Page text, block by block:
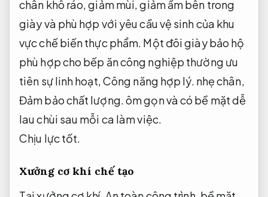
chân khô ráo, giảm mùi, giảm ẩm bên trong
giày và phù hợp với yêu cầu vệ sinh của khu
vực chế biến thực phẩm. Một đôi giày bảo hộ
phù hợp cho bếp ăn công nghiệp thường ưu
tiên sự linh hoạt,Công năng hợp lý. nhẹ chân,
Đảm bảo chất lượng.ôm gọn và có bề mặt dễ
lau chùi sau mỗi ca làm việc.
Chịu lực tốt.
Xưởng cơ khí chế tạo